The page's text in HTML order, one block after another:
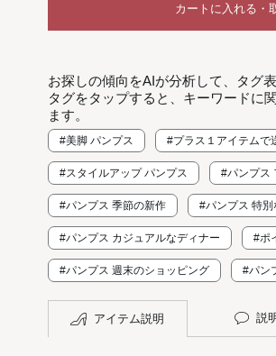
カートに入れる・
お探しの傾向をAIが分析して、タグ
タグをタップすると、キーワードに
ます。
#美脚 パンプス #プラス１アイテムで
#スタイルアップ パンプス #パンプス
#パンプス 季節の新作 #パンプス 特
#パンプス カジュアルなディナー #ポ
#パンプス 週末のショッピング #パン
アイテム説明 説